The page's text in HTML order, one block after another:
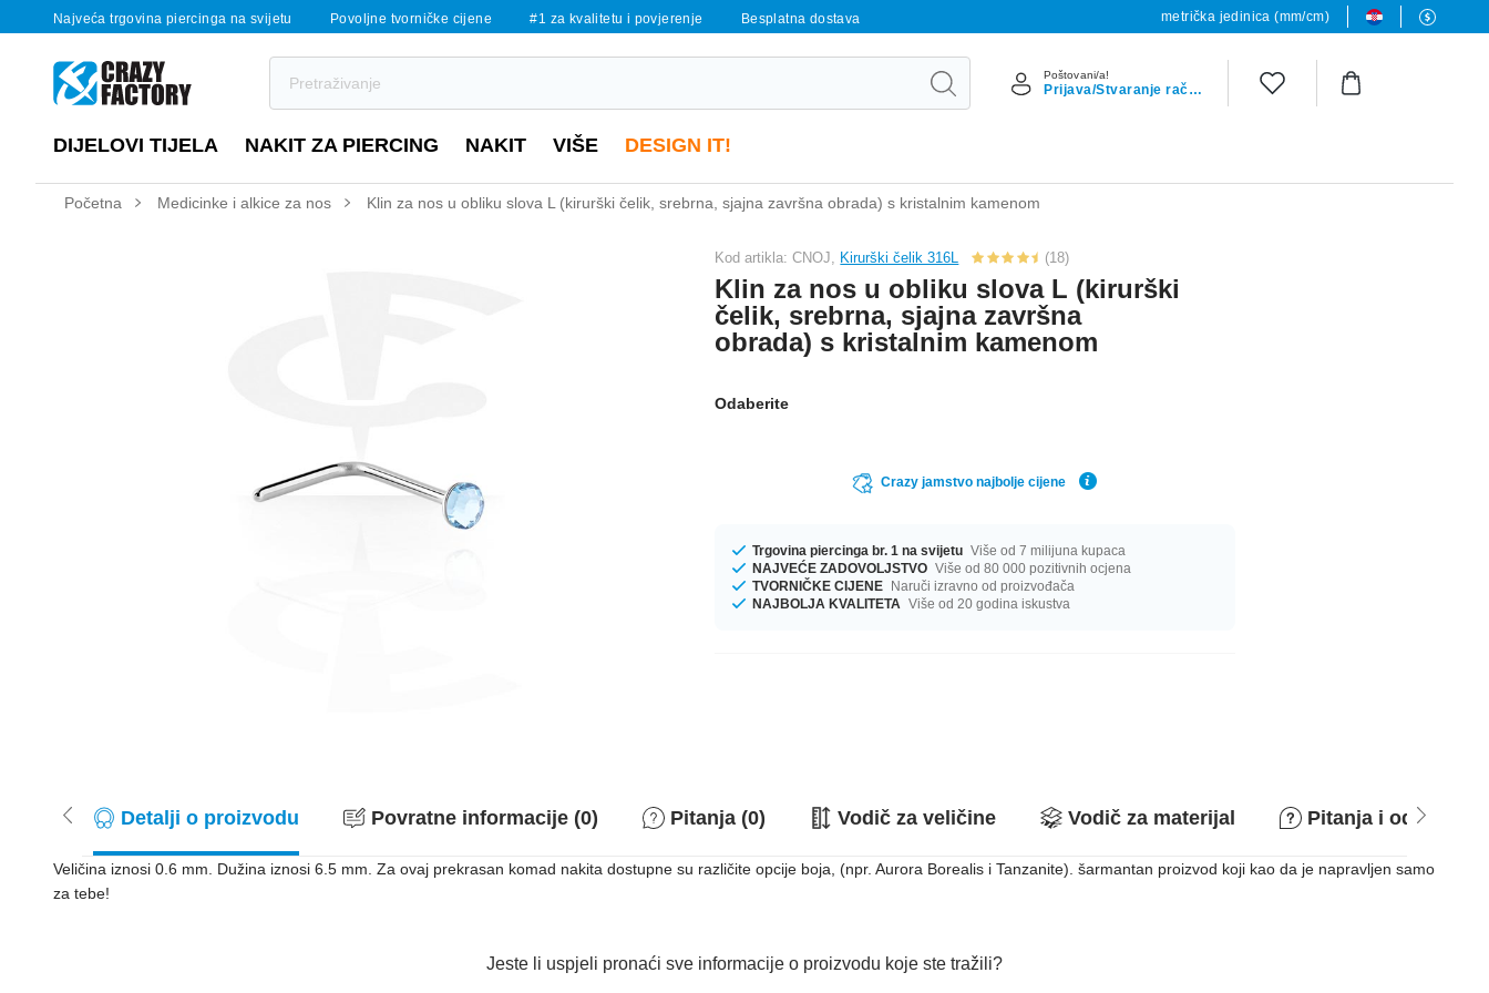
Najveća trgovina piercinga na svijetu Povoljne tvorničke cijene #1 za kvalitetu i povjerenje Besplatna dostava metrička jedinica (mm/cm)
Poštovani/a!
Prijava/Stvaranje računa
DIJELOVI TIJELA NAKIT ZA PIERCING NAKIT VIŠE DESIGN IT!
Početna Medicinke i alkice za nos Klin za nos u obliku slova L (kirurški čelik, srebrna, sjajna završna obrada) s kristalnim kamenom
Kod artikla: CNOJ, Kirurški čelik 316L (18)
Klin za nos u obliku slova L (kirurški
čelik, srebrna, sjajna završna
obrada) s kristalnim kamenom
Odaberite
Crazy jamstvo najbolje cijene
Trgovina piercinga br. 1 na svijetu Više od 7 milijuna kupaca
NAJVEĆE ZADOVOLJSTVO Više od 80 000 pozitivnih ocjena
TVORNIČKE CIJENE Naruči izravno od proizvođača
NAJBOLJA KVALITETA Više od 20 godina iskustva
Detalji o proizvodu Povratne informacije (0) Pitanja (0) Vodič za veličine Vodič za materijal Pitanja i odgovori
Veličina iznosi 0.6 mm. Dužina iznosi 6.5 mm. Za ovaj prekrasan komad nakita dostupne su različite opcije boja, (npr. Aurora Borealis i Tanzanite). šarmantan proizvod koji kao da je napravljen samo
za tebe!
Jeste li uspjeli pronaći sve informacije o proizvodu koje ste tražili?